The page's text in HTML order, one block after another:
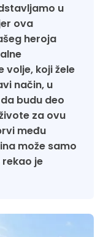
u
ova
heroja
volje, koji žele
način, u
budu deo
za ovu
među
može samo
je